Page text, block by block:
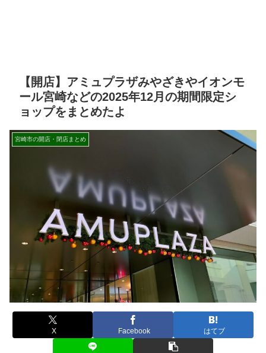
【開店】アミュプラザみやざきやイオンモ
ール宮崎などの2025年12月の期間限定シ
ョップをまとめたよ
宮崎市の開店・閉店まとめ
X Facebook はてブ